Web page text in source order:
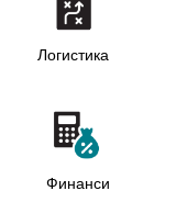
Логистика
Финанси